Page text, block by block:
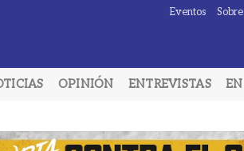
Eventos
OPINIÓN ENTREVISTAS